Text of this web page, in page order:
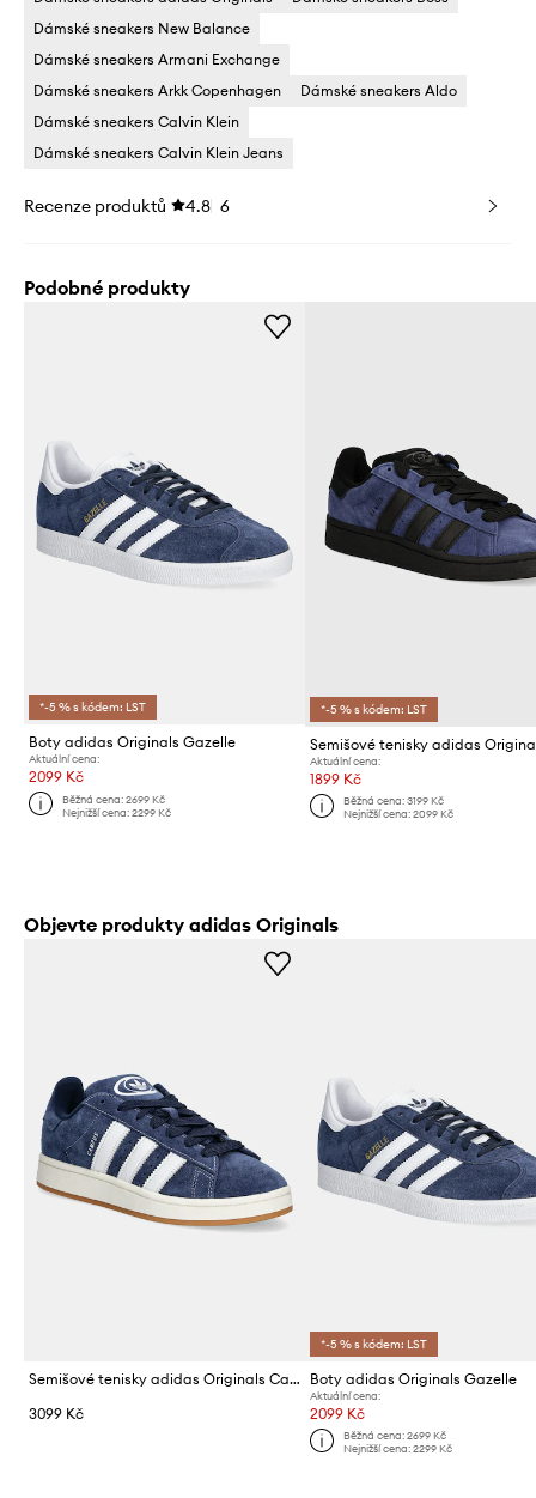
Dámské sneakers New Balance
Dámské sneakers Armani Exchange
Dámské sneakers Arkk Copenhagen
Dámské sneakers Aldo
Dámské sneakers Calvin Klein
Dámské sneakers Calvin Klein Jeans
Recenze produktů 4.8 6
Podobné produkty
*-5 % s kódem: LST
Boty adidas Originals Gazelle
Aktuální cena:
2099 Kč
Běžná cena:2699 Kč
Nejnižší cena:2299 Kč
*-5 % s kódem: LST
Aktuální cena:
1899 Kč
Běžná cena: 3199 Kč
Nejnižší cena: 2099 Kč
Objevte produkty adidas Originals
Semišové tenisky adidas Originals Campus 00s
3099 Kč
*-5 % s kódem: LST
Boty adidas Originals Gazelle
Aktuální cena:
2099 Kč
Běžná cena: 2699 Kč
Nejnižší cena: 2299 Kč